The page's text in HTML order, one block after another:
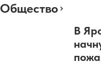
Общество
В